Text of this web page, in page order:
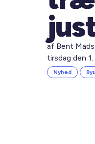
af Bent
tirsdag den
Nyhed